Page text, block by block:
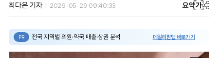
최다은 기자 2026-05-29 09:40:33 요약가
PR 전국 지역별 의원·약국 매출·상권 분석 데일리팜맵 바로가기